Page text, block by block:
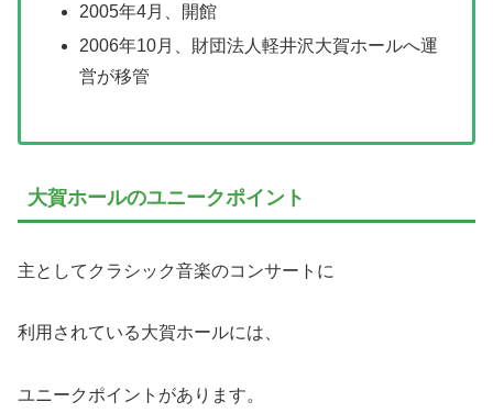
2005年4月、開館
2006年10月、財団法人軽井沢大賀ホールへ運
営が移管
大賀ホールのユニークポイント
主としてクラシック音楽のコンサートに
利用されている大賀ホールには、
ユニークポイントがあります。